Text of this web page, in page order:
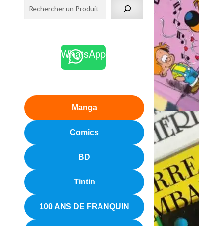
WhatsApp
Manga
Comics
BD
Tintin
100 ANS DE FRANQUIN